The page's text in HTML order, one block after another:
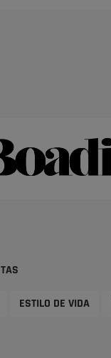
ESTILO DE VIDA